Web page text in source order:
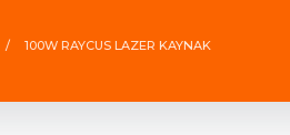
100W RAYCUS LAZER KAYNAK